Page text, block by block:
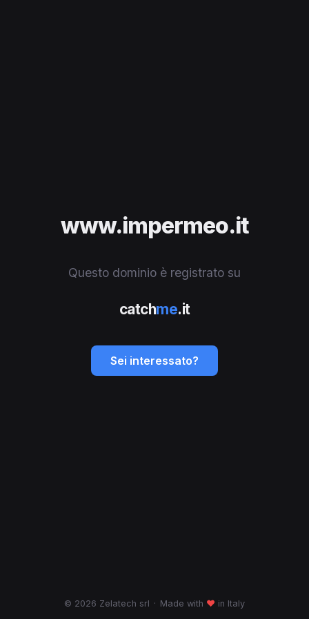
www.impermeo.it
Questo dominio è registrato su
catchme.it
Sei interessato?
© 2026 Zelatech srl · Made with ♥ in Italy